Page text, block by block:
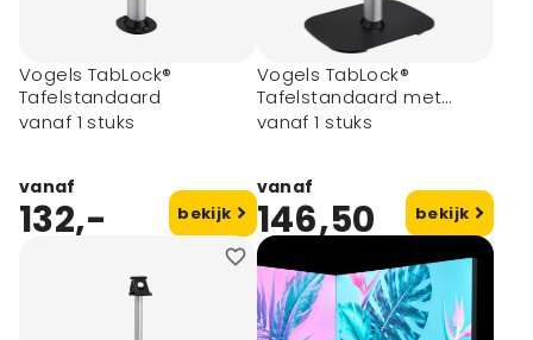
Vogels TabLock®
Tafelstandaard
vanaf 1 stuks
vanaf
132,- bekijk
Vogels TabLock®
Tafelstandaard met
voetplaat
vanaf 1 stuks
vanaf
146,50 bekijk